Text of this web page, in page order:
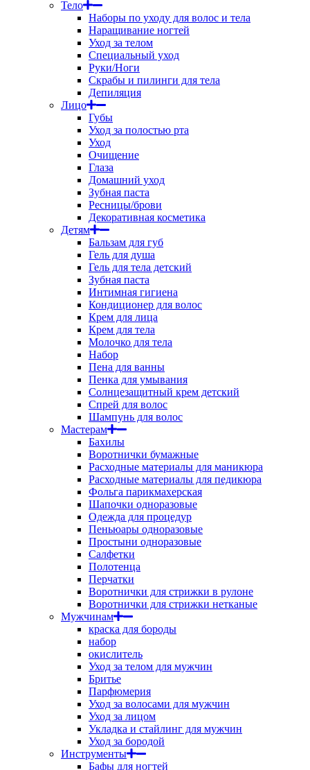
Тело
Наборы по уходу для волос и тела
Наращивание ногтей
Уход за телом
Специальный уход
Руки/Ноги
Скрабы и пилинги для тела
Депиляция
Лицо
Губы
Уход за полостью рта
Уход
Очищение
Глаза
Домашний уход
Зубная паста
Ресницы/брови
Декоративная косметика
Детям
Бальзам для губ
Гель для душа
Гель для тела детский
Зубная паста
Интимная гигиена
Кондиционер для волос
Крем для лица
Крем для тела
Молочко для тела
Набор
Пена для ванны
Пенка для умывания
Солнцезащитный крем детский
Спрей для волос
Шампунь для волос
Мастерам
Бахилы
Воротнички бумажные
Расходные материалы для маникюра
Расходные материалы для педикюра
Фольга парикмахерская
Шапочки одноразовые
Одежда для процедур
Пеньюары одноразовые
Простыни одноразовые
Салфетки
Полотенца
Перчатки
Воротнички для стрижки в рулоне
Воротнички для стрижки нетканые
Мужчинам
краска для бороды
набор
окислитель
Уход за телом для мужчин
Бритье
Парфюмерия
Уход за волосами для мужчин
Уход за лицом
Укладка и стайлинг для мужчин
Уход за бородой
Инструменты
Бафы для ногтей